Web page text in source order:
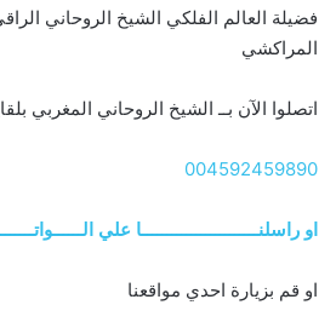
فضيلة العالم الفلكي الشيخ الروحاني
المراكشي
اتصلوا الآن بــ الشيخ الروحاني المغربي
004592459890
او راسلنــــــــــــــــــــــــا علي
او قم بزيارة احدي مواقعنا